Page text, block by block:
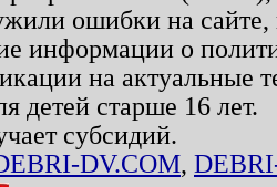
ошибки на
информации о
на актуальные
детей старше 16 лет.
субсидий.
DV.COM,